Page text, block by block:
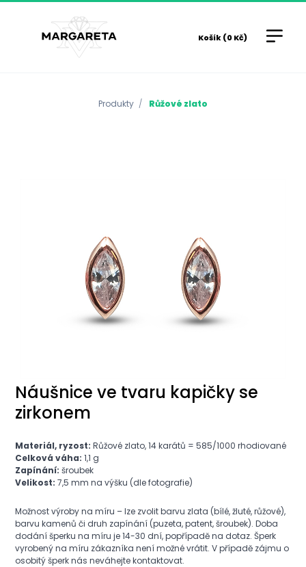
Košík (0 Kč)
Produkty Růžové zlato
Náušnice ve tvaru kapičky se
zirkonem
Materiál, ryzost: Růžové zlato, 14 karátů = 585/1000 rhodiované
Celková váha: 1,1 g
Zapínání: šroubek
Velikost: 7,5 mm na výšku (dle fotografie)
Možnost výroby na míru – lze zvolit barvu zlata (bílé, žluté, růžové),
barvu kamenů či druh zapínání (puzeta, patent, šroubek). Doba
dodání šperku na míru je 14-30 dní, popřípadě na dotaz. Šperk
vyrobený na míru zákazníka není možné vrátit. V případě zájmu o
osobitý šperk nás neváhejte kontaktovat.